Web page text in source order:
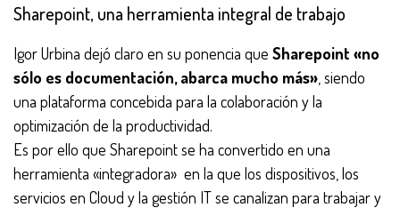
Sharepoint, una herramienta integral de trabajo
Igor Urbina dejó claro en su ponencia que Sharepoint «no
sólo es documentación, abarca mucho más» , siendo
una plataforma concebida para la colaboración y la
optimización de la productividad.
Es por ello que Sharepoint se ha convertido en una
herramienta «integradora» en la que los dispositivos, los
servicios en Cloud y la gestión IT se canalizan para trabajar y